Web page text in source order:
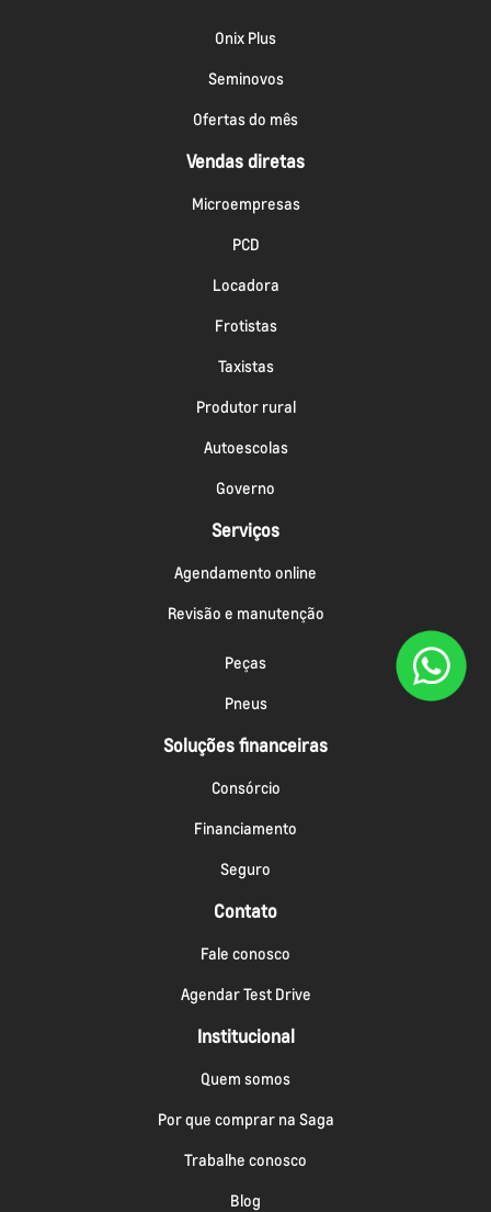
Onix Plus
Seminovos
Ofertas do mês
Vendas diretas
Microempresas
PCD
Locadora
Frotistas
Taxistas
Produtor rural
Autoescolas
Governo
Serviços
Agendamento online
Revisão e manutenção
Peças
Pneus
Soluções financeiras
Consórcio
Financiamento
Seguro
Contato
Fale conosco
Agendar Test Drive
Institucional
Quem somos
Por que comprar na Saga
Trabalhe conosco
Blog